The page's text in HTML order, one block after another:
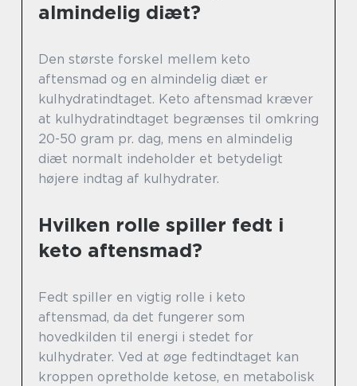
almindelig diæt?
Den største forskel mellem keto
aftensmad og en almindelig diæt er
kulhydratindtaget. Keto aftensmad kræver
at kulhydratindtaget begrænses til omkring
20-50 gram pr. dag, mens en almindelig
diæt normalt indeholder et betydeligt
højere indtag af kulhydrater.
Hvilken rolle spiller fedt i
keto aftensmad?
Fedt spiller en vigtig rolle i keto
aftensmad, da det fungerer som
hovedkilden til energi i stedet for
kulhydrater. Ved at øge fedtindtaget kan
kroppen opretholde ketose, en metabolisk